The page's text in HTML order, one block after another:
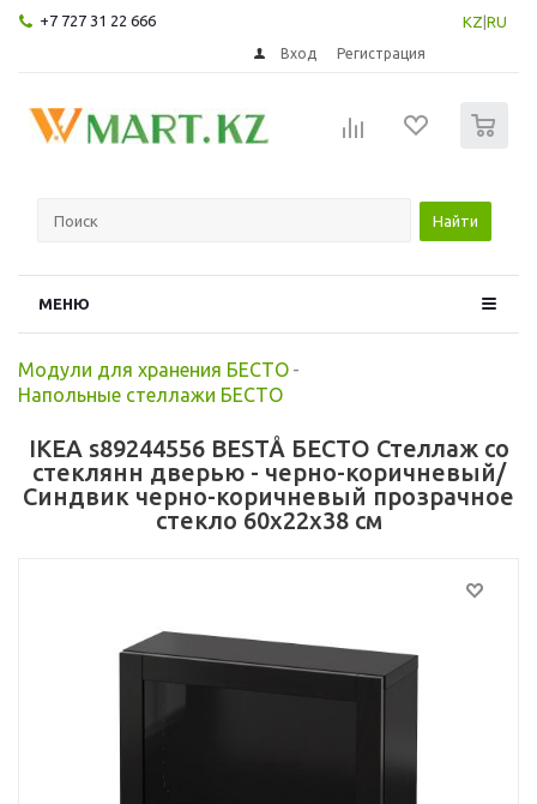
+7 727 31 22 666 KZ RU
Вход Регистрация
Найти
МЕНЮ
Модули для хранения БЕСТО -
Напольные стеллажи БЕСТО
IKEA s89244556 BESTÅ БЕСТО Стеллаж со
стеклянн дверью - черно-коричневый/
Синдвик черно-коричневый прозрачное
стекло 60x22x38 см